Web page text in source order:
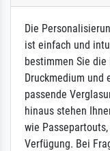
Die
ist einfach und
bestimmen Sie
Druckmedium und
passende
hinaus stehen
wie
Verfügung. Bei